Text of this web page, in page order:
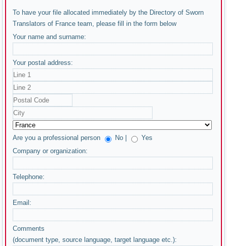
To have your file allocated immediately by the Directory of Sworn
Translators of France team, please fill in the form below
Your name and surname:
Your postal address:
Are you a professional person No |
Yes
Company or organization:
Telephone:
Email:
Comments
(document type, source language, target language etc.):